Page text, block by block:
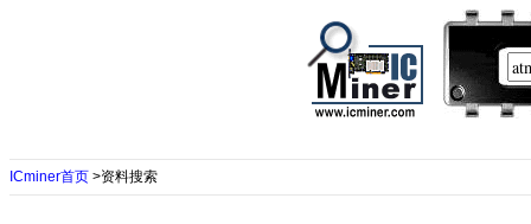
ICminer首页 >资料搜索